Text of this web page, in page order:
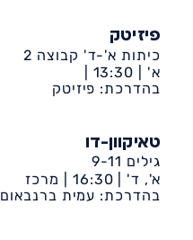
פיזיטק
כיתות א'-ד' קבוצה 2
א' | 13:30 |
דיונה-ביה״ס אמירים
בהדרכת: פיזיטק
טאיקוון-דו
גילים 9-11
א', ד' | 16:30 |
מרכז
קהילתי דיונה
בהדרכת: עמית ברנבאום